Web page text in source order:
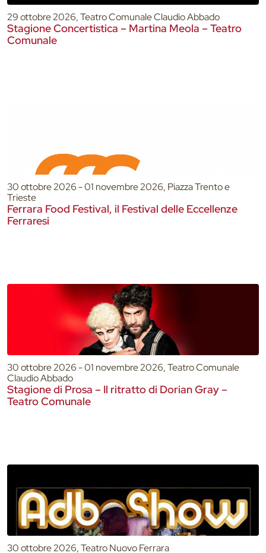
29 ottobre 2026, Teatro Comunale Claudio Abbado
Stagione Concertistica – Martina Meola – Teatro
Comunale
30 ottobre 2026 - 01 novembre 2026, Piazza Trento e
Trieste
Ferrara Food Festival, il Festival delle Eccellenze
Ferraresi
30 ottobre 2026 - 01 novembre 2026, Teatro Comunale
Claudio Abbado
Stagione di Prosa – Il ritratto di Dorian Gray –
Teatro Comunale
30 ottobre 2026, Teatro Nuovo Ferrara